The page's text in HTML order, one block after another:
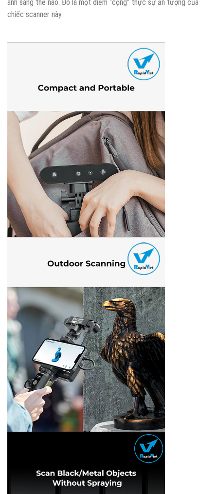
ánh sáng thế nào. Đó là một điểm “cộng” thực sự ấn tượng của
chiếc scanner này.